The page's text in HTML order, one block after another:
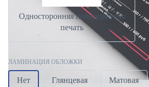
Односторонняя полноцветная
печать
ЛАМИНАЦИЯ ОБЛОЖКИ
Нет Глянцевая Матовая